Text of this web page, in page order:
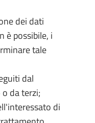
dei dati
è possibile, i
tale
dal
da terzi;
di